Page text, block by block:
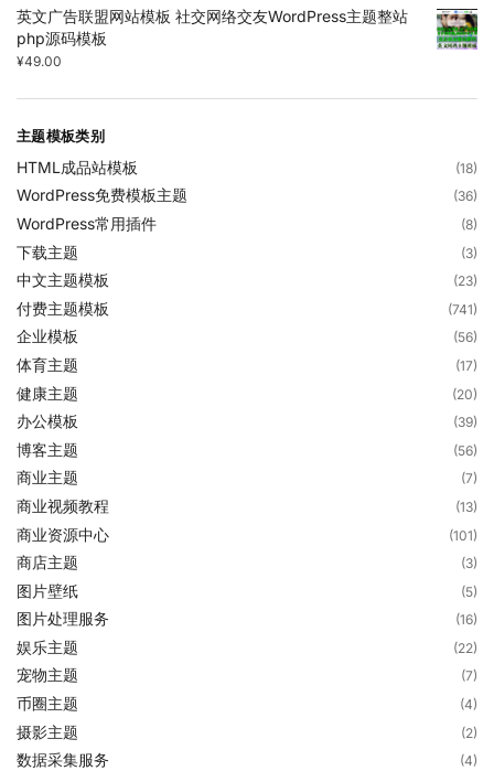
英文广告联盟网站模板 社交网络交友WordPress主题整站
php源码模板
¥49.00
主题模板类别
HTML成品站模板 (18)
WordPress免费模板主题 (36)
WordPress常用插件 (8)
下载主题 (3)
中文主题模板 (23)
付费主题模板 (741)
企业模板 (56)
体育主题 (17)
健康主题 (20)
办公模板 (39)
博客主题 (56)
商业主题 (7)
商业视频教程 (13)
商业资源中心 (101)
商店主题 (3)
图片壁纸 (5)
图片处理服务 (16)
娱乐主题 (22)
宠物主题 (7)
币圈主题 (4)
摄影主题 (2)
数据采集服务 (4)